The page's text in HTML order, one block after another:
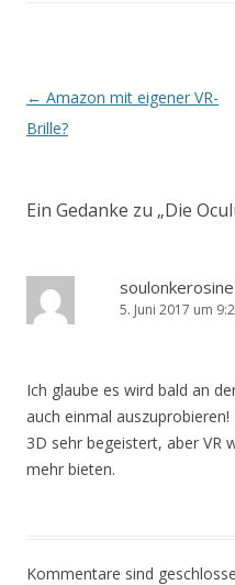
Beitrags-
Navigation
← Amazon mit eigener VR-
Brille?
Ein Gedanke zu „Die
soulonkerosine
5. Juni 2017 um
Ich glaube es wird bald an
auch einmal
3D sehr begeistert, aber VR
mehr bieten.
Kommentare sind